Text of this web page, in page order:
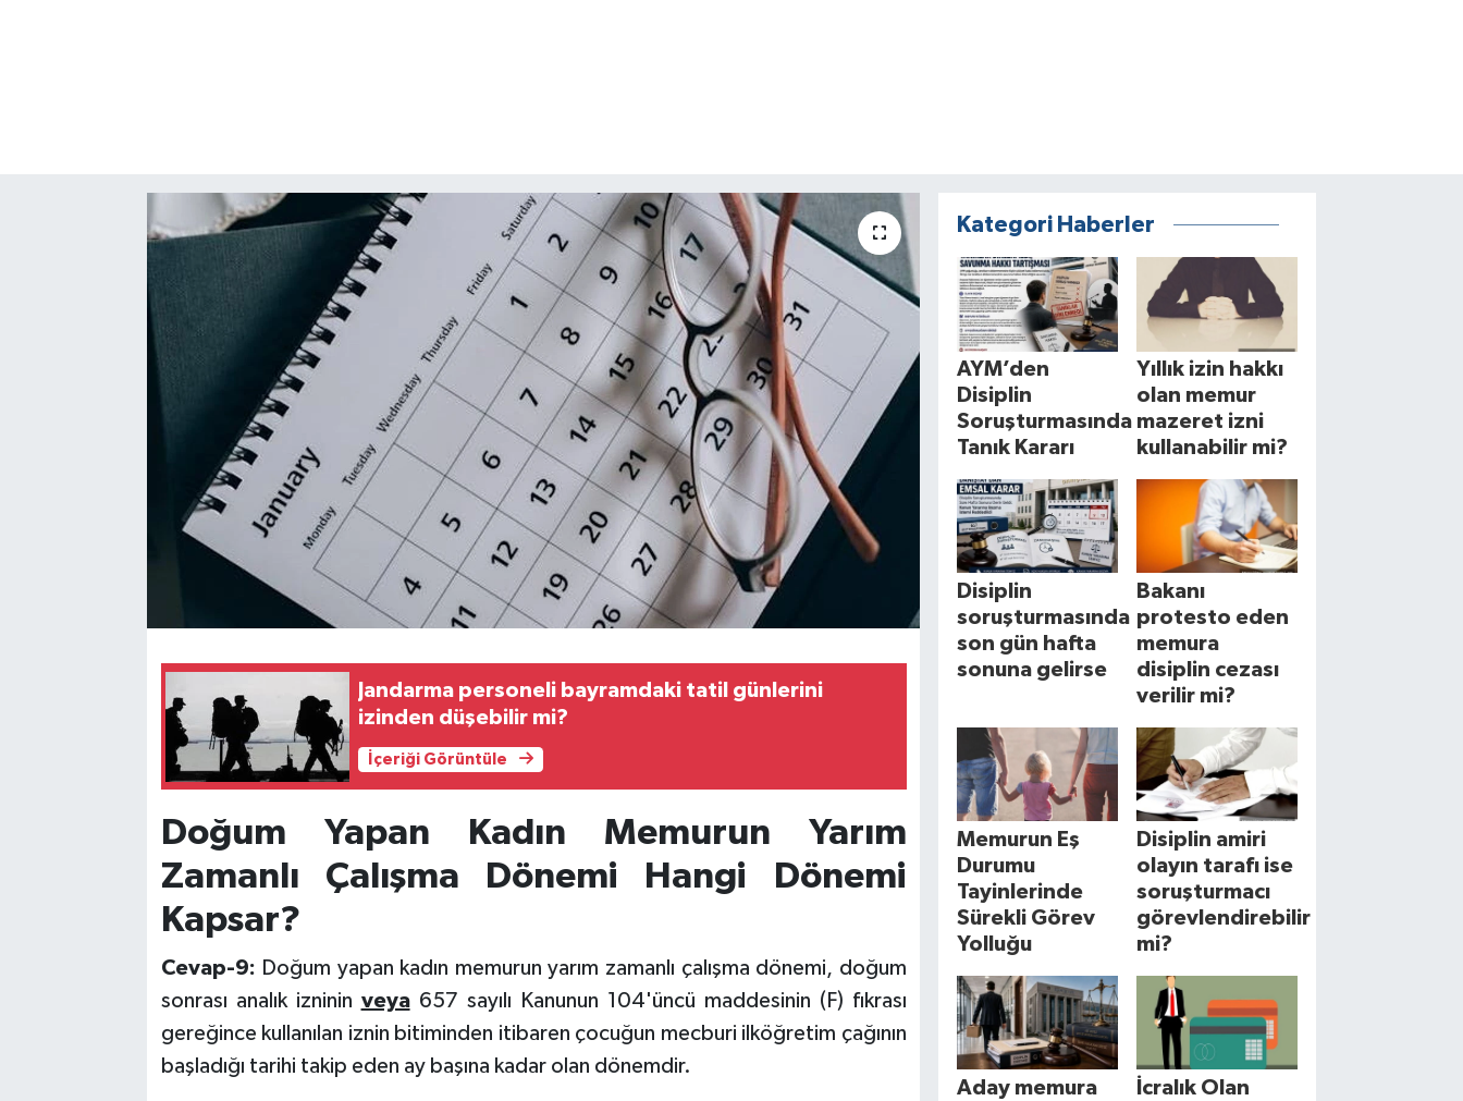
Jandarma personeli bayramdaki tatil günlerini
izinden düşebilir mi?
İçeriği Görüntüle
Doğum Yapan Kadın Memurun Yarım
Zamanlı Çalışma Dönemi Hangi Dönemi
Kapsar?
Cevap-9: Doğum yapan kadın memurun yarım zamanlı çalışma dönemi, doğum
sonrası analık izninin veya657 sayılı Kanunun 104'üncü maddesinin (F) fıkrası
gereğince kullanılan iznin bitiminden itibaren çocuğun mecburi ilköğretim çağının
başladığı tarihi takip eden ay başına kadar olan dönemdir.
Kategori Haberler
AYM’den
Disiplin
Soruşturmasında
Tanık Kararı
Yıllık izin hakkı
olan memur
mazeret izni
kullanabilir mi?
Disiplin
soruşturmasında
son gün hafta
sonuna gelirse
Bakanı
protesto eden
memura
disiplin cezası
verilir mi?
Memurun Eş
Durumu
Tayinlerinde
Sürekli Görev
Yolluğu
Disiplin amiri
olayın tarafı ise
soruşturmacı
görevlendirebilir
mi?
Aday memura
İcralık Olan